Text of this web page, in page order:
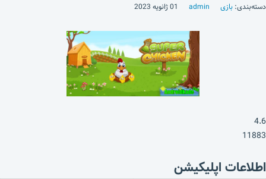
دسته‌بندی: بازی admin 01 ژانویه 2023
4.6
11883
اطلاعات اپلیکیشن